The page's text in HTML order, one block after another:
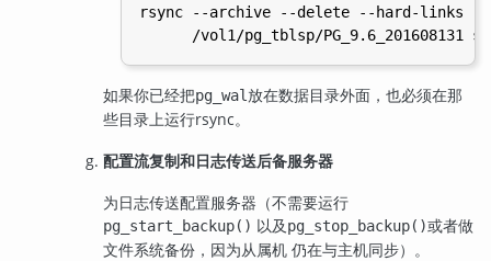
rsync --archive --delete --hard-links --
如果你已经把pg_wal 放在数据目录外面，也必须在那
些目录上运行rsync。
配置流复制和日志传送后备服务器
为日志传送配置服务器（不需要运行
pg_start_backup() 以及pg_stop_backup()或者做
文件系统备份，因为从属机 仍在与主机同步）。